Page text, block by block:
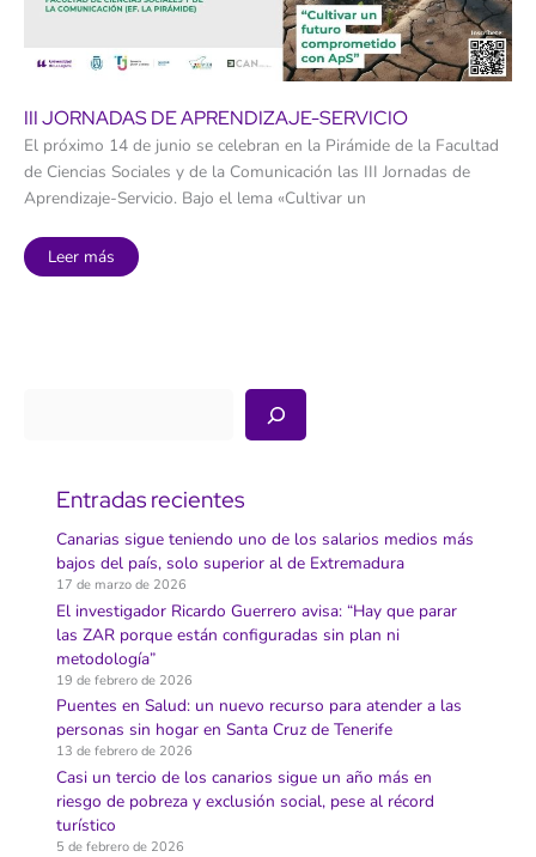
III JORNADAS DE APRENDIZAJE-SERVICIO
El próximo 14 de junio se celebran en la Pirámide de la Facultad
de Ciencias Sociales y de la Comunicación las III Jornadas de
Aprendizaje-Servicio. Bajo el lema «Cultivar un
III
Jornadas
Leer más
Entradas recientes
Canarias sigue teniendo uno de los salarios medios más
bajos del país, solo superior al de Extremadura
17 de marzo de 2026
El investigador Ricardo Guerrero avisa: “Hay que parar
las ZAR porque están configuradas sin plan ni
metodología”
19 de febrero de 2026
Puentes en Salud: un nuevo recurso para atender a las
personas sin hogar en Santa Cruz de Tenerife
13 de febrero de 2026
Casi un tercio de los canarios sigue un año más en
riesgo de pobreza y exclusión social, pese al récord
turístico
5 de febrero de 2026